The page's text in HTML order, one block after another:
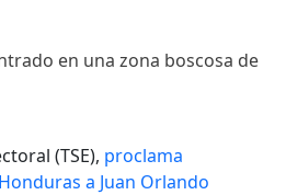
en una zona boscosa de
(TSE), proclama
a Juan Orlando